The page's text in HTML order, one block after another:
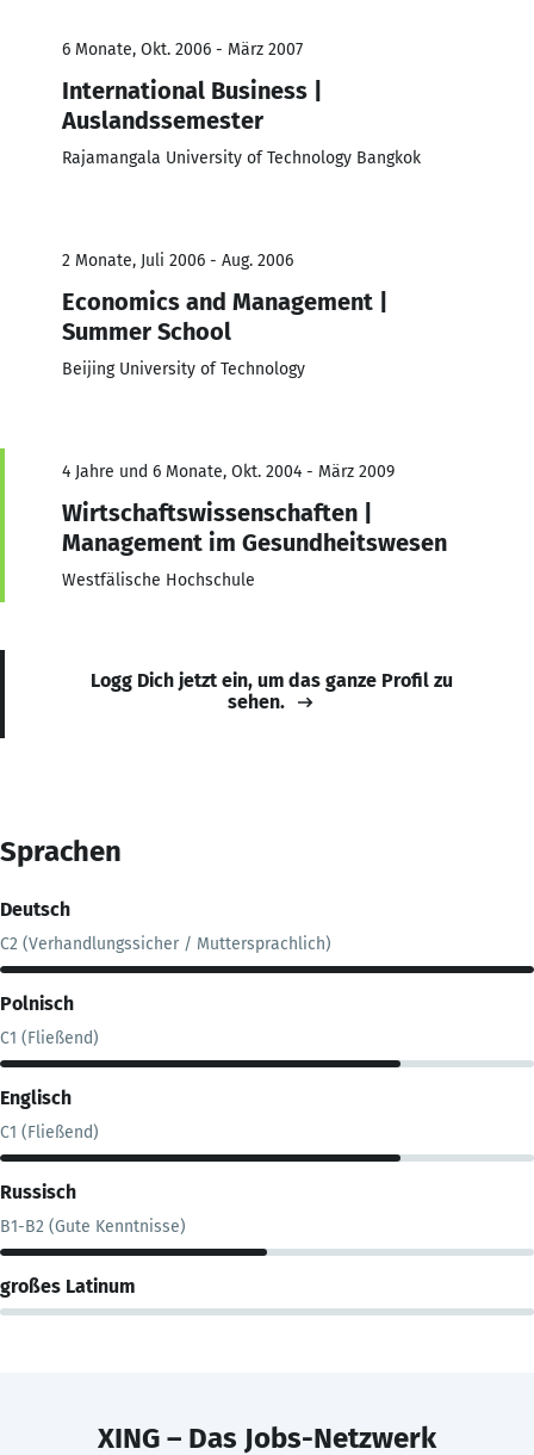
6 Monate, Okt. 2006 - März 2007
International Business |
Auslandssemester
Rajamangala University of Technology Bangkok
2 Monate, Juli 2006 - Aug. 2006
Economics and Management |
Summer School
Beijing University of Technology
4 Jahre und 6 Monate, Okt. 2004 - März 2009
Wirtschaftswissenschaften |
Management im Gesundheitswesen
Westfälische Hochschule
Logg Dich jetzt ein, um das ganze Profil zu
sehen.
Sprachen
Deutsch
C2 (Verhandlungssicher / Muttersprachlich)
Polnisch
C1 (Fließend)
Englisch
C1 (Fließend)
Russisch
B1-B2 (Gute Kenntnisse)
großes Latinum
XING – Das Jobs-Netzwerk